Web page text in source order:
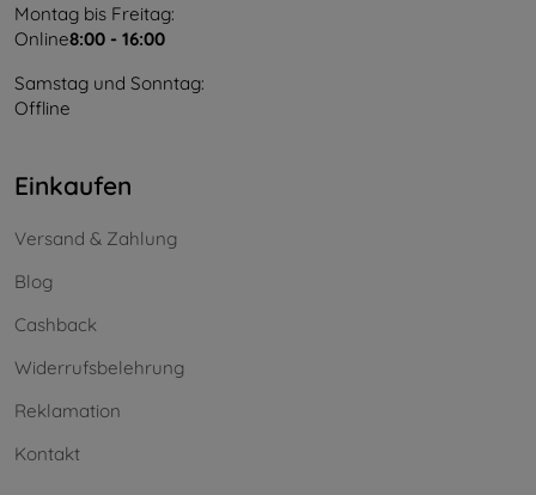
Montag bis Freitag:
Online8:00 - 16:00
Samstag und Sonntag:
Offline
Einkaufen
Versand & Zahlung
Blog
Cashback
Widerrufsbelehrung
Reklamation
Kontakt